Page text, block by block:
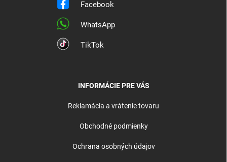
Facebook
WhatsApp
TikTok
INFORMÁCIE PRE VÁS
Reklamácia a vrátenie tovaru
Obchodné podmienky
Ochrana osobných údajov